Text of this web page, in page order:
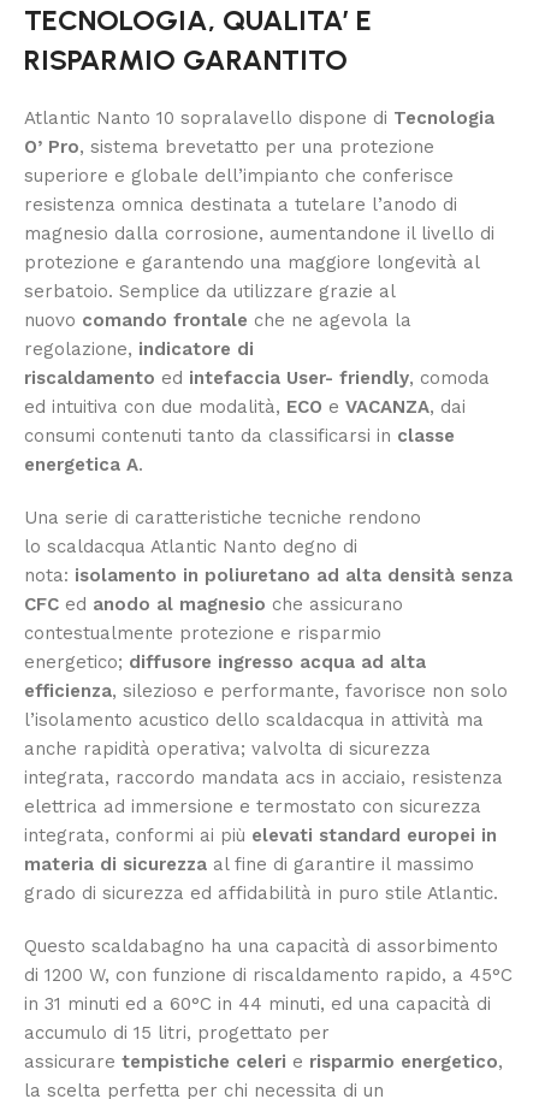
TECNOLOGIA, QUALITA’ E
RISPARMIO GARANTITO
Atlantic Nanto 10 sopralavello dispone di Tecnologia
O’ Pro, sistema brevetatto per una protezione
superiore e globale dell’impianto che conferisce
resistenza omnica destinata a tutelare l’anodo di
magnesio dalla corrosione, aumentandone il livello di
protezione e garantendo una maggiore longevità al
serbatoio. Semplice da utilizzare grazie al
nuovo comando frontale che ne agevola la
regolazione, indicatore di
riscaldamento ed intefaccia User- friendly, comoda
ed intuitiva con due modalità, ECO e VACANZA, dai
consumi contenuti tanto da classificarsi in classe
energetica A.
Una serie di caratteristiche tecniche rendono
lo scaldacqua Atlantic Nanto degno di
nota: isolamento in poliuretano ad alta densità senza
CFC ed anodo al magnesio che assicurano
contestualmente protezione e risparmio
energetico; diffusore ingresso acqua ad alta
efficienza, silezioso e performante, favorisce non solo
l’isolamento acustico dello scaldacqua in attività ma
anche rapidità operativa; valvolta di sicurezza
integrata, raccordo mandata acs in acciaio, resistenza
elettrica ad immersione e termostato con sicurezza
integrata, conformi ai più elevati standard europei in
materia di sicurezza al fine di garantire il massimo
grado di sicurezza ed affidabilità in puro stile Atlantic.
Questo scaldabagno ha una capacità di assorbimento
di 1200 W, con funzione di riscaldamento rapido, a 45°C
in 31 minuti ed a 60°C in 44 minuti, ed una capacità di
accumulo di 15 litri, progettato per
assicurare tempistiche celeri e risparmio energetico,
la scelta perfetta per chi necessita di un